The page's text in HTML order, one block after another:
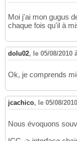
Moi j'ai mon gugus
chaque fois qu'il à
dolu02, le 05/08/2010
Ok, je comprends
jcachico, le 05/08/
Nous évoquons